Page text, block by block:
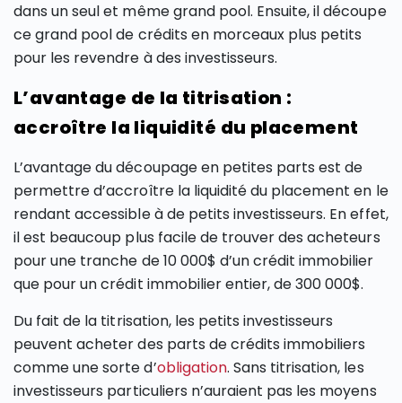
dans un seul et même grand pool. Ensuite, il découpe
ce grand pool de crédits en morceaux plus petits
pour les revendre à des investisseurs.
L’avantage de la titrisation :
accroître la liquidité du placement
L’avantage du découpage en petites parts est de
permettre d’accroître la liquidité du placement en le
rendant accessible à de petits investisseurs. En effet,
il est beaucoup plus facile de trouver des acheteurs
pour une tranche de 10 000$ d’un crédit immobilier
que pour un crédit immobilier entier, de 300 000$.
Du fait de la titrisation, les petits investisseurs
peuvent acheter des parts de crédits immobiliers
comme une sorte d’obligation. Sans titrisation, les
investisseurs particuliers n’auraient pas les moyens